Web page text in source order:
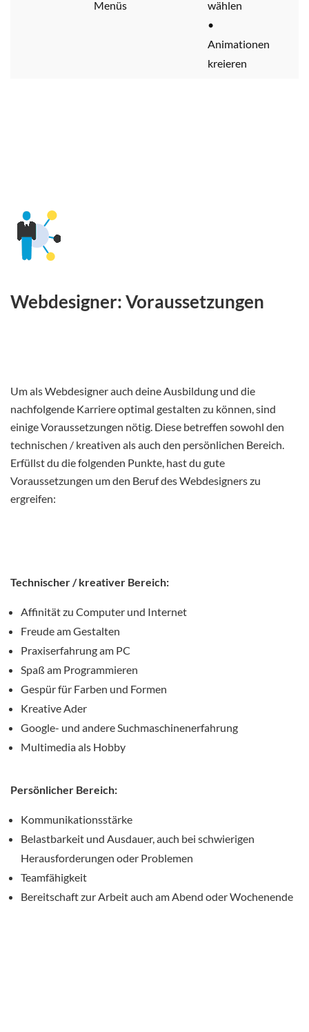
Menüs
wählen
•
Animationen
kreieren
Webdesigner: Voraussetzungen
Um als Webdesigner auch deine Ausbildung und die
nachfolgende Karriere optimal gestalten zu können, sind
einige Voraussetzungen nötig. Diese betreffen sowohl den
technischen / kreativen als auch den persönlichen Bereich.
Erfüllst du die folgenden Punkte, hast du gute
Voraussetzungen um den Beruf des Webdesigners zu
ergreifen:
Technischer / kreativer Bereich:
Affinität zu Computer und Internet
Freude am Gestalten
Praxiserfahrung am PC
Spaß am Programmieren
Gespür für Farben und Formen
Kreative Ader
Google- und andere Suchmaschinenerfahrung
Multimedia als Hobby
Persönlicher Bereich:
Kommunikationsstärke
Belastbarkeit und Ausdauer, auch bei schwierigen
Herausforderungen oder Problemen
Teamfähigkeit
Bereitschaft zur Arbeit auch am Abend oder Wochenende